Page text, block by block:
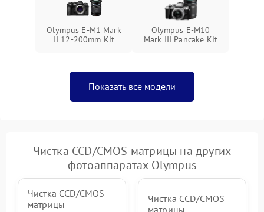
Olympus E‑M1 Mark
II 12-200mm Kit
Olympus E-M10
Mark III Pancake Kit
Показать все модели
Чистка CCD/CMOS матрицы на других
фотоаппаратах Olympus
Чистка CCD/CMOS
матрицы
Чистка CCD/CMOS